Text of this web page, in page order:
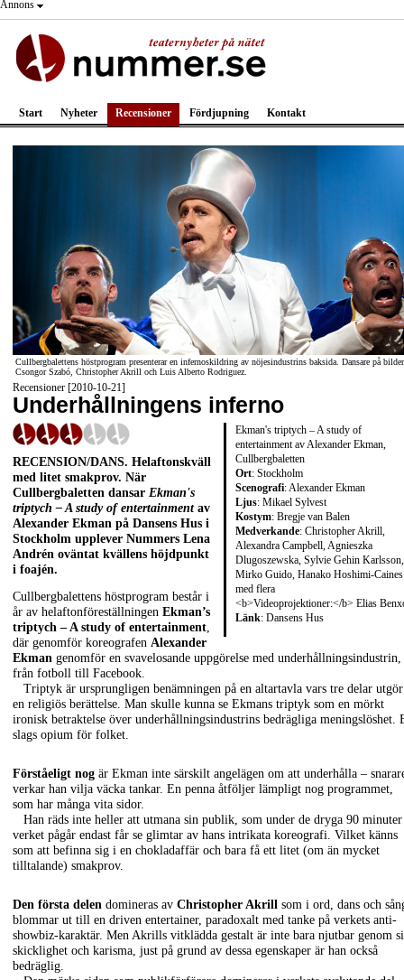
Annons
Start Nyheter Recensioner Fördjupning Kontakt
Cullbergbalettens höstprogram presenterar en infernoskildring av nöjesindustrins baksida. Dansare på
Csongor Szabó, Christopher Akrill och Luis Alberto Rodriguez.
Recensioner [2010-10-21]
Underhållningens inferno
Ekman's triptych – A study of
entertainment av Alexander Ekman,
Cullbergbaletten
Ort: Stockholm
Scenografi: Alexander Ekman
Ljus: Mikael Sylvest
Kostym: Bregje van Balen
Medverkande: Christopher Akrill,
Alexandra Campbell, Agnieszka
Dlugoszewska, Sylvie Gehin Karlsson,
Mirko Guido, Hanako Hoshimi-Caines
med flera
<b>Videoprojektioner:</b> Elias
Länk: Dansens Hus
RECENSION/DANS. Helaftonskväll
med litet smakprov. När
Cullbergbaletten dansar Ekman's
triptych – A study of entertainmentav
Alexander Ekman på Dansens Hus i
Stockholm upplever Nummers Lena
Andrén oväntat kvällens höjdpunkt
i foajén.
Cullbergbalettens höstprogram består i
år av helaftonföreställningen Ekman’s
triptych – A study of entertainment,
där genomför koreografen Alexander
Ekman genomför en svavelosande uppgörelse med underhållningsindustrin,
från fotboll till Facebook.
Triptyk är ursprungligen benämningen på en altartavla vars tre delar utgör
en religiös berättelse. Man skulle kunna se Ekmans triptyk som en mörkt
ironisk betraktelse över underhållningsindustrins bedrägliga meningslöshet.
slags opium för folket.
Förståeligt nog är Ekman inte särskilt angelägen om att underhålla –
verkar han vilja väcka tankar. En penna åtföljer lämpligt nog programmet,
som har många vita sidor.
Han räds inte heller att utmana sin publik, som under de dryga 90 minuter
verket pågår endast får se glimtar av hans intrikata koreografi. Vilket känns
som att befinna sig i en chokladaffär och bara få ett litet (om än mycket
tilltalande) smakprov.
Den första delen domineras av Christopher Akrill som i ord, dans och
blommar ut till en driven entertainer, paradoxalt med tanke på verkets anti-
showbiz-karaktär. Men Akrills vitklädda gestalt är inte bara njutbar genom
skicklighet och karisma, just på grund av dessa egenskaper är han också
bedräglig.